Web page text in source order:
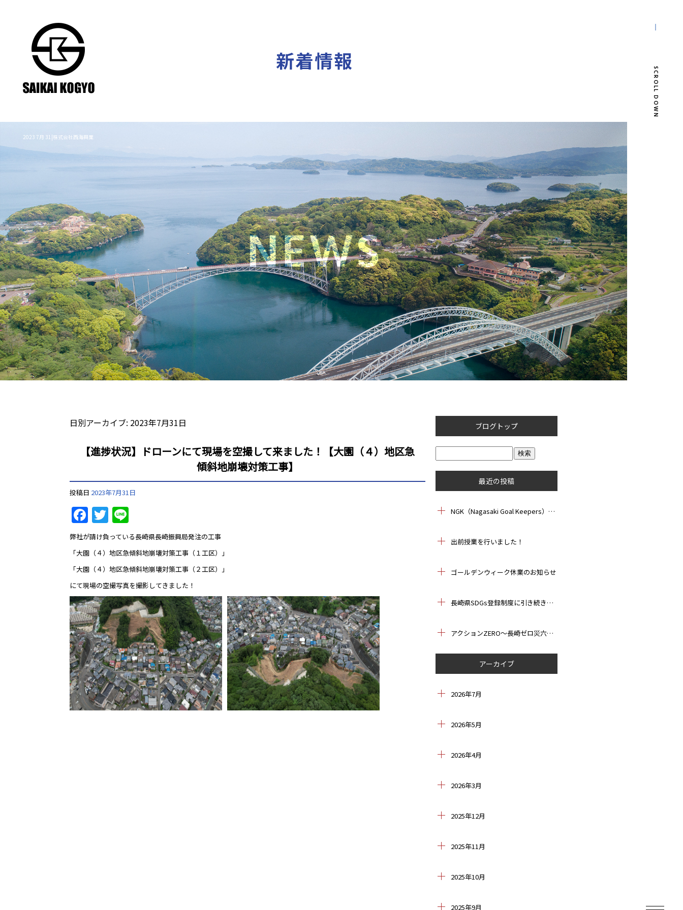
2023 7月 31|株式会社西海興業
SCROLL DOWN
日別アーカイブ: 2023年7月31日
【進捗状況】ドローンにて現場を空撮して来ました！【大園（４）地区急
傾斜地崩壊対策工事】
投稿日 2023年7月31日
Facebook
Twitter
弊社が請け負っている長崎県長崎振興局発注の工事
「大園（４）地区急傾斜地崩壊対策工事（１工区）」
「大園（４）地区急傾斜地崩壊対策工事（２工区）」
にて現場の空撮写真を撮影してきました！
ブログトップ
最近の投稿
NGK（Nagasaki Goal Keepers）Clinic 2026が開催されました！
出前授業を行いました！
ゴールデンウィーク休業のお知らせ
長崎県SDGs登録制度に引き続き登録されました！
アクションZERO～長崎ゼロ災六か月運動～ 達成しました！
アーカイブ
2026年7月
2026年5月
2026年4月
2026年3月
2025年12月
2025年11月
2025年10月
2025年9月